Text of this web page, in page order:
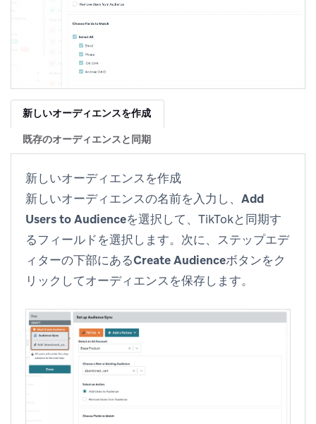
新しいオーディエンスを作成
既存のオーディエンスと同期
新しいオーディエンスを作成
新しいオーディエンスの名前を入力し、 Add
Users to Audienceを選択して、TikTokと同期す
るフィールドを選択します。次に、ステップエデ
ィターの下部にあるCreate Audienceボタンをク
リックしてオーディエンスを保存します。